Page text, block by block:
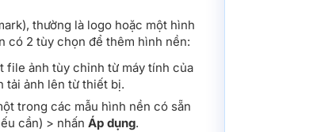
thường là logo hoặc một hình
có 2 tùy chọn để thêm hình nền:
file ảnh tùy chỉnh từ máy tính của
tải ảnh lên từ thiết bị.
trong các mẫu hình nền có sẵn
cần) > nhấn Áp dụng.